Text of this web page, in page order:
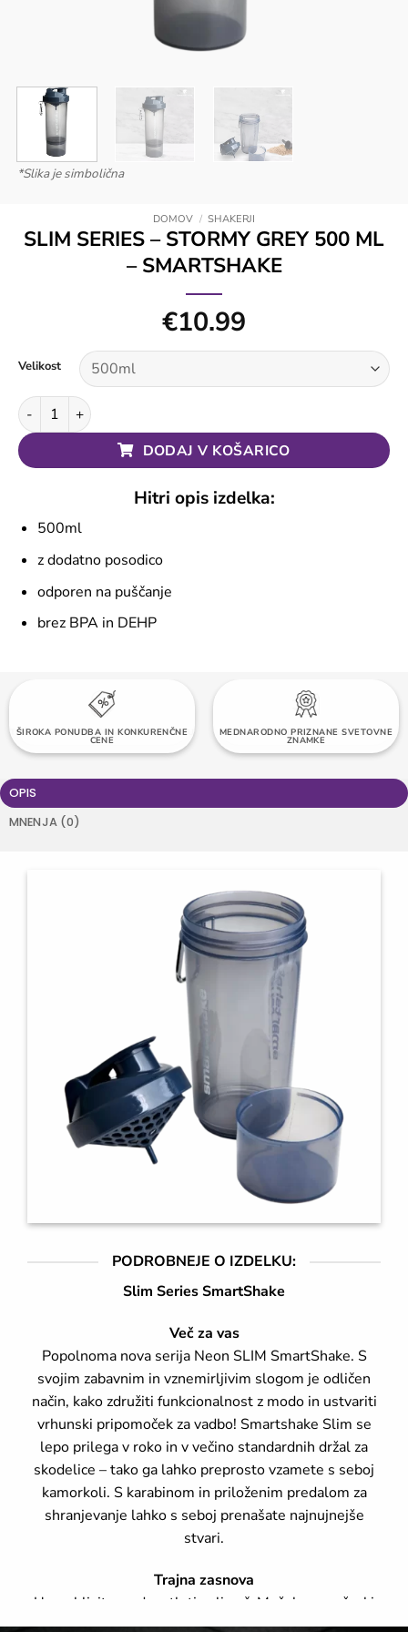
*Slika je simbolična
DOMOV / SHAKERJI
SLIM SERIES – STORMY GREY 500 ML
– SMARTSHAKE
€10.99
Velikost
Slim Series - Stormy Grey 500 ml - Smartshake količina
DODAJ V KOŠARICO
Hitri opis izdelka:
500ml
z dodatno posodico
odporen na puščanje
brez BPA in DEHP
TOČKE ZVESTOBE OB VSAKEM NAKUPU BREZPLAČNA DOSTAVA NAD 60 EUR
ŠIROKA PONUDBA IN KONKURENČNE
CENE
MEDNARODNO PRIZNANE SVETOVNE
ZNAMKE
OPIS
MNENJA (0)
PODROBNEJE O IZDELKU:
Slim Series SmartShake
Več za vas
Popolnoma nova serija Neon SLIM SmartShake. S
svojim zabavnim in vznemirljivim slogom je odličen
način, kako združiti funkcionalnost z modo in ustvariti
vrhunski pripomoček za vadbo! Smartshake Slim se
lepo prilega v roko in v večino standardnih držal za
skodelice – tako ga lahko preprosto vzamete s seboj
kamorkoli. S karabinom in priloženim predalom za
shranjevanje lahko s seboj prenašate najnujnejše
stvari.
Trajna zasnova
Uporabljajte ga desetletje ali več. Mešalna mreža, ki
tiho zdrobi grudice in pripravi gladko pijačo.